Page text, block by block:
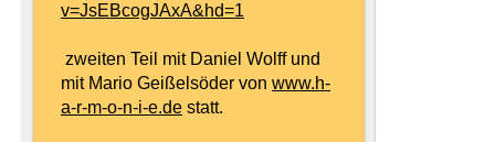
v=JsEBcogJAxA&hd=1
zweiten Teil mit Daniel Wolff und
mit Mario Geißelsöder von www.h-
a-r-m-o-n-i-e.de statt.